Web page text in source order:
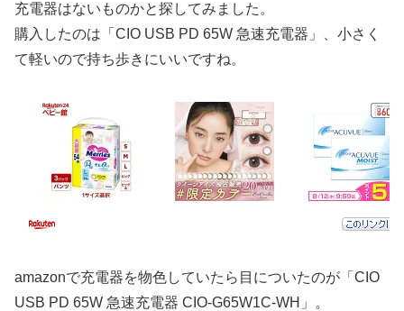
充電器はないものかと探してみました。
購入したのは「CIO USB PD 65W 急速充電器」、小さく
て軽いので持ち歩きにいいですね。
amazonで充電器を物色していたら目についたのが「CIO
USB PD 65W 急速充電器 CIO-G65W1C-WH」。